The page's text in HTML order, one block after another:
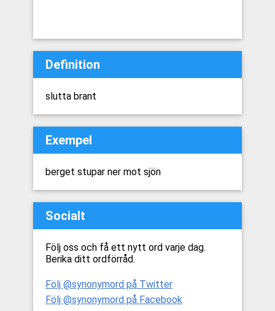
Definition
slutta brant
Exempel
berget stupar ner mot sjön
Socialt
Följ oss och få ett nytt ord varje dag.
Berika ditt ordförråd.
Följ @synonymord på Twitter
Följ @synonymord på Facebook